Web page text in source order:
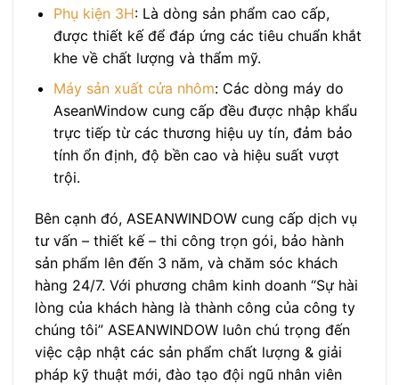
Phụ kiện 3H: Là dòng sản phẩm cao cấp,
được thiết kế để đáp ứng các tiêu chuẩn khắt
khe về chất lượng và thẩm mỹ.
Máy sản xuất cửa nhôm: Các dòng máy do
AseanWindow cung cấp đều được nhập khẩu
trực tiếp từ các thương hiệu uy tín, đảm bảo
tính ổn định, độ bền cao và hiệu suất vượt
trội.
Bên cạnh đó, ASEANWINDOW cung cấp dịch vụ
tư vấn – thiết kế – thi công trọn gói, bảo hành
sản phẩm lên đến 3 năm, và chăm sóc khách
hàng 24/7. Với phương châm kinh doanh “Sự hài
lòng của khách hàng là thành công của công ty
chúng tôi” ASEANWINDOW luôn chú trọng đến
việc cập nhật các sản phẩm chất lượng & giải
pháp kỹ thuật mới, đào tạo đội ngũ nhân viên